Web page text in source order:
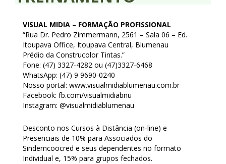
Índices
Notícias
Contato
Baixar APP
VISUAL MIDIA – FORMAÇÃO PROFISSIONAL
“Rua Dr. Pedro Zimmermann, 2561 – Sala 06 – Ed.
Itoupava Office, Itoupava Central, Blumenau
Prédio da Construcolor Tintas.”
Fone: (47) 3327-4282 ou (47)3327-6468
WhatsApp: (47) 9 9690-0240
Nosso portal: www.visualmidiablumenau.com.br
Facebook: fb.com/visualmidiabnu
Instagram: @visualmidiablumenau
Desconto nos Cursos à Distância (on-line) e
Presenciais de 10% para Associados do
Sindemcoocred e seus dependentes no formato
Individual e, 15% para grupos fechados.